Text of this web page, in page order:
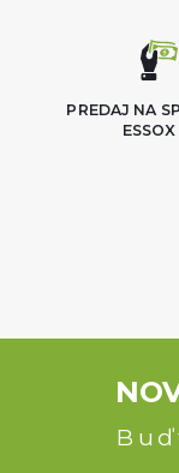
PREDAJ NA
ESSOX